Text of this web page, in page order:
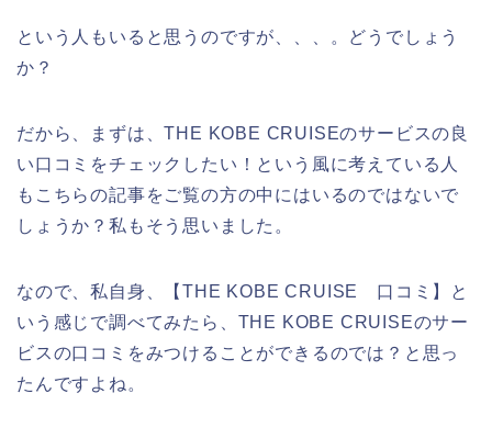
という人もいると思うのですが、、、。どうでしょう
か？
だから、まずは、THE KOBE CRUISEのサービスの良
い口コミをチェックしたい！という風に考えている人
もこちらの記事をご覧の方の中にはいるのではないで
しょうか？私もそう思いました。
なので、私自身、【THE KOBE CRUISE 口コミ】と
いう感じで調べてみたら、THE KOBE CRUISEのサー
ビスの口コミをみつけることができるのでは？と思っ
たんですよね。